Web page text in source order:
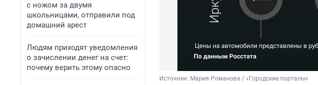
с ножом за двумя
школьницами, отправили под
домашний арест
Людям приходят уведомления
о зачислении денег на счет:
почему верить этому опасно
Источник: Мария Романова / «Городские порталы»